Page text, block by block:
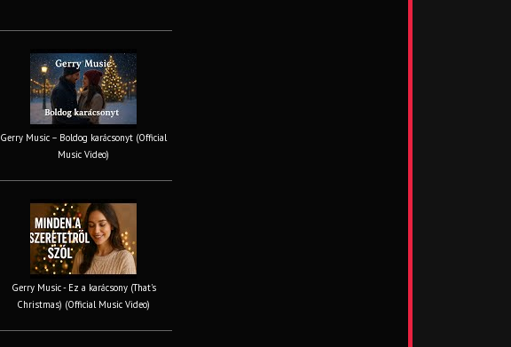
Gerry Music – Boldog karácsonyt (Official
Music Video)
Gerry Music - Ez a karácsony (That's
Christmas) (Official Music Video)